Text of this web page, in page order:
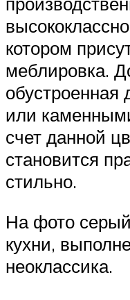
котором
меблировка.
или
счет данной
становится
стильно.
На фото
кухни,
неоклассика.